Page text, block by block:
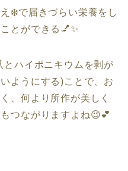
❄️で届きづらい栄養をし
とができる 💅✨
とハイポニキウムを剥が
ようにする)ことで、お
、何より所作が美しく
つながりますよね😉💕